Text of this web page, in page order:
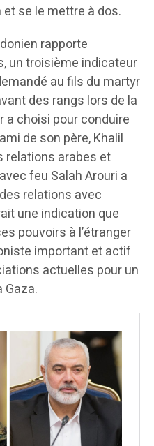
se le mettre à dos.
rapporte
un troisième indicateur
au fils du martyr
des rangs lors de la
a choisi pour conduire
de son père, Khalil
relations arabes et
feu Salah Arouri a
relations avec
une indication que
pouvoirs à l’étranger
important et actif
actuelles pour un